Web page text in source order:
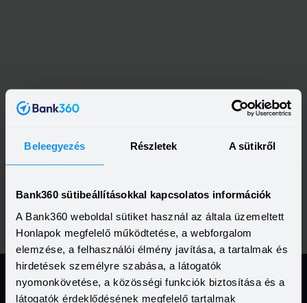
Beleegyezés Részletek A sütikről
Bank360 sütibeállításokkal kapcsolatos információk
A Bank360 weboldal sütiket használ az általa üzemeltett
Honlapok megfelelő működtetése, a webforgalom
elemzése, a felhasználói élmény javítása, a tartalmak és
hirdetések személyre szabása, a látogatók
nyomonkövetése, a közösségi funkciók biztosítása és a
látogatók érdeklődésének megfelelő tartalmak